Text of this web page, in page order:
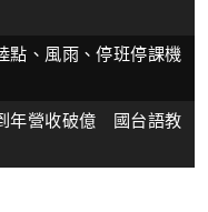
點、風雨、停班停課機
年營收破億 國台語教